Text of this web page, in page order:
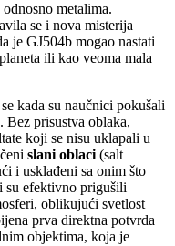
metalima.
se i nova misterija
je GJ504b mogao nastati
ili kao veoma mala
kada su naučnici pokušali
Bez prisustva oblaka,
koji se nisu uklapali u
slani oblaci (salt
i usklađeni sa onim što
su efektivno prigušili
oblikujući svetlost
prva direktna potvrda
objektima, koja je